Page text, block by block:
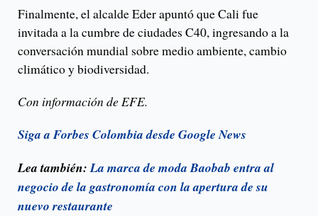
Finalmente, el alcalde Eder apuntó que Cali fue
invitada a la cumbre de ciudades C40, ingresando a la
conversación mundial sobre medio ambiente, cambio
climático y biodiversidad.
Con información de EFE.
Siga a Forbes Colombia desde Google News
Lea también:La marca de moda Baobab entra al
negocio de la gastronomía con la apertura de su
nuevo restaurante